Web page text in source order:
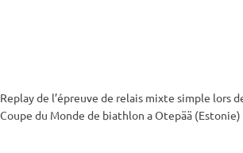
Replay de l’épreuve de relais mixte simple lors
Coupe du Monde de biathlon a Otepää